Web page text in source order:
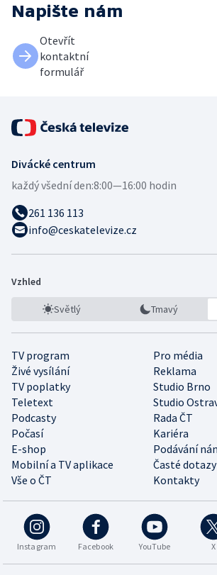
Napište nám
Otevřít
kontaktní
formulář
Divácké centrum
každý všední den:8:00—16:00 hodin
261 136 113
info@ceskatelevize.cz
Vzhled
Světlý Tmavý
TV program
Pro média
Živé vysílání
Reklama
TV poplatky
Studio Brno
Teletext
Studio
Podcasty
Rada ČT
Počasí
Kariéra
E-shop
Podávání
Mobilní a TV aplikace
Časté dotazy
Vše o ČT
Kontakty
Instagram Facebook YouTube X